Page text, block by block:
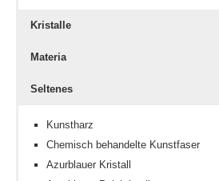
Kristalle
Materia
Seltenes
Kunstharz
Chemisch behandelte Kunstfaser
Azurblauer Kristall